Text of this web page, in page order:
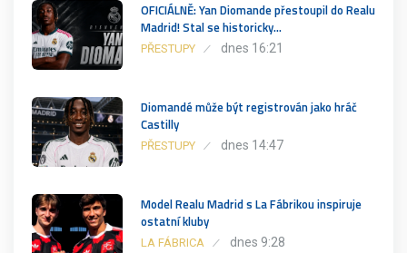
OFICIÁLNĚ: Yan Diomande přestoupil do Realu
Madrid! Stal se historicky…
PŘESTUPY dnes 16:21
Diomandé může být registrován jako hráč
Castilly
PŘESTUPY dnes 14:47
Model Realu Madrid s La Fábrikou inspiruje
ostatní kluby
LA FÁBRICA dnes 9:28